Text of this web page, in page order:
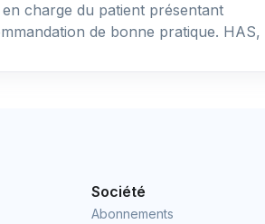
charge du patient présentant
de bonne pratique. HAS,
Société
Abonnements